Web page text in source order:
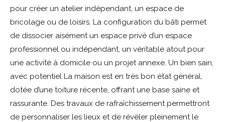
pour créer un atelier indépendant, un espace de
bricolage ou de loisirs. La configuration du bâti permet
de dissocier aisément un espace privé d’un espace
professionnel ou indépendant, un véritable atout pour
une activité à domicile ou un projet annexe. Un bien sain,
avec potentiel La maison est en très bon état général,
dotée d’une toiture récente, offrant une base saine et
rassurante. Des travaux de rafraîchissement permettront
de personnaliser les lieux et de révéler pleinement le